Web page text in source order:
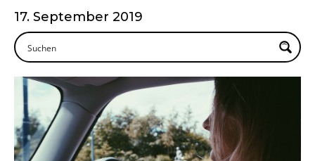
17. September 2019